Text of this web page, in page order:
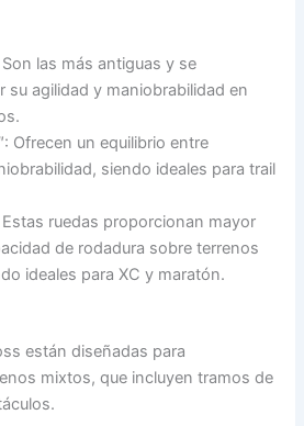
las más antiguas y se
su agilidad y maniobrabilidad en
Ofrecen un equilibrio entre
siendo ideales para trail
Estas ruedas proporcionan mayor
de rodadura sobre terrenos
ideales para XC y maratón.
están diseñadas para
mixtos, que incluyen tramos de